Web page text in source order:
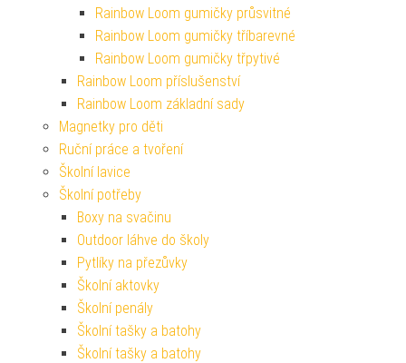
Rainbow Loom gumičky průsvitné
Rainbow Loom gumičky tříbarevné
Rainbow Loom gumičky třpytivé
Rainbow Loom příslušenství
Rainbow Loom základní sady
Magnetky pro děti
Ruční práce a tvoření
Školní lavice
Školní potřeby
Boxy na svačinu
Outdoor láhve do školy
Pytlíky na přezůvky
Školní aktovky
Školní penály
Školní tašky a batohy
Školní tašky a batohy